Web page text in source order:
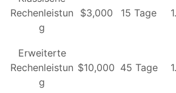
Rechenleistun
g
$3,000 15 Tage
Erweiterte
Rechenleistun
g
$10,000 45 Tage